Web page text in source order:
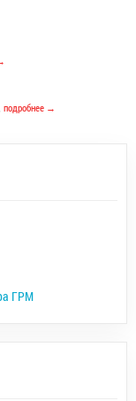
подробнее →
ГРМ